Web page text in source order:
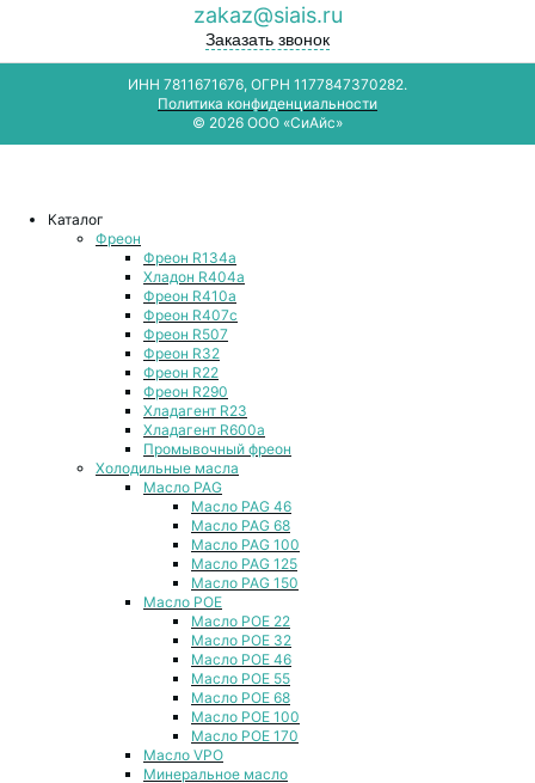
zakaz@siais.ru
Заказать звонок
ИНН 7811671676, ОГРН 1177847370282.
Политика конфиденциальности
© 2026 ООО «СиАйс»
Каталог
Фреон
Фреон R134a
Хладон R404a
Фреон R410a
Фреон R407с
Фреон R507
Фреон R32
Фреон R22
Фреон R290
Хладагент R23
Хладагент R600a
Промывочный фреон
Холодильные масла
Масло PAG
Масло PAG 46
Масло PAG 68
Масло PAG 100
Масло PAG 125
Масло PAG 150
Масло POE
Масло POE 22
Масло POE 32
Масло POE 46
Масло POE 55
Масло POE 68
Масло POE 100
Масло POE 170
Масло VPO
Минеральное масло